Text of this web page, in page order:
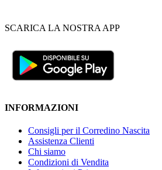
SCARICA LA NOSTRA APP
INFORMAZIONI
Consigli per il Corredino Nascita
Assistenza Clienti
Chi siamo
Condizioni di Vendita